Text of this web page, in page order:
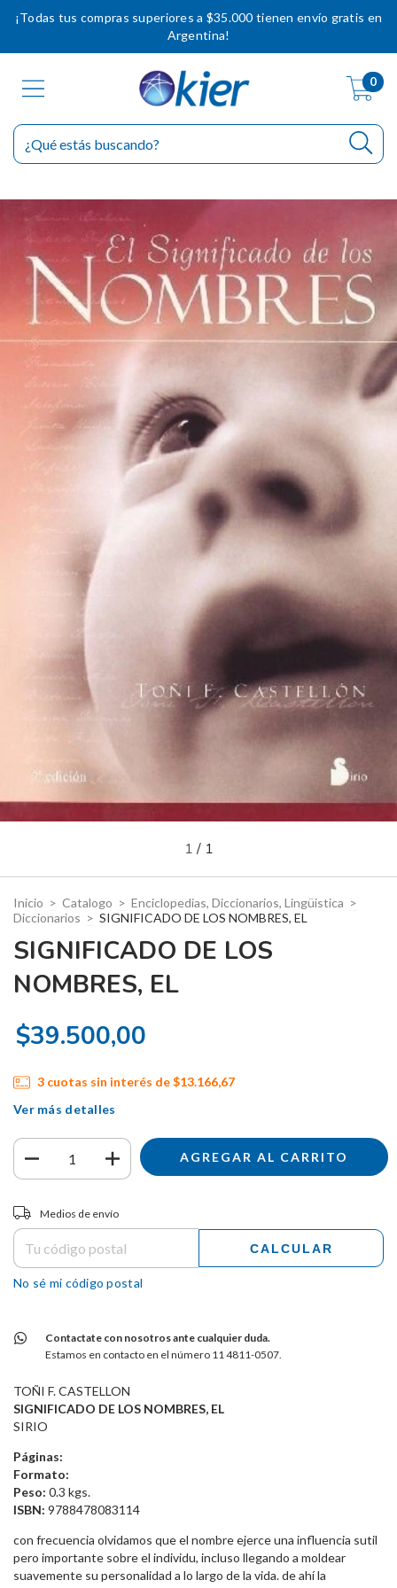
¡Todas tus compras superiores a $35.000 tienen envío gratis en
Argentina!
0
1 / 1
Inicio > Catalogo > Enciclopedias, Diccionarios, Lingüistica >
Diccionarios > SIGNIFICADO DE LOS NOMBRES, EL
SIGNIFICADO DE LOS
NOMBRES, EL
$39.500,00
3 cuotas sin interés de$13.166,67
Ver más detalles
Entregas para el CP:
Medios de envío
CALCULAR
No sé mi código postal
Contactate con nosotros ante cualquier duda.
Estamos en contacto en el número 11 4811-0507.
TOÑI F. CASTELLON
SIGNIFICADO DE LOS NOMBRES, EL
SIRIO
Páginas:
Formato:
Peso: 0.3 kgs.
ISBN: 9788478083114
con frecuencia olvidamos que el nombre ejerce una influencia sutil
pero importante sobre el individu, incluso llegando a moldear
suavemente su personalidad a lo largo de la vida. de ahí la